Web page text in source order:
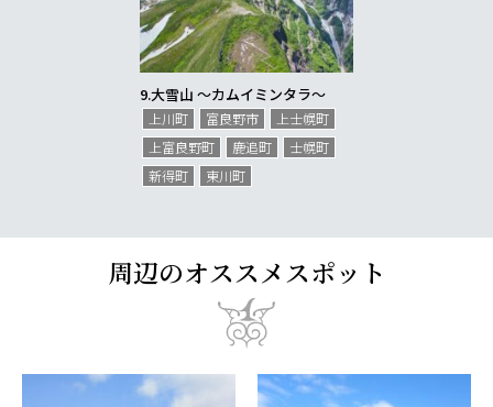
9.大雪山 〜カムイミンタラ〜
上川町 富良野市
上士幌町
上富良野町
鹿追町
士幌町
新得町
東川町
周辺のオススメスポット